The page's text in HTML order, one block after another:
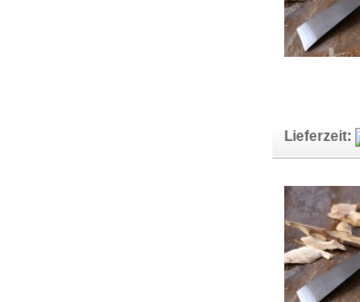
Lieferzeit: